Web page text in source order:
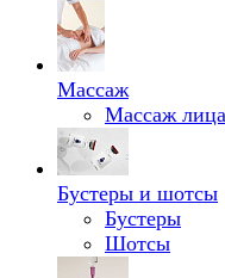
Массаж
Массаж лица
Бустеры и шотсы
Бустеры
Шотсы